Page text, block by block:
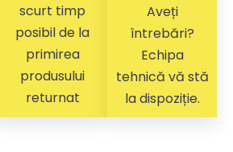
scurt timp
posibil de la
primirea
produsului
returnat
Aveți
întrebări?
Echipa
tehnică vă stă
la dispoziție.